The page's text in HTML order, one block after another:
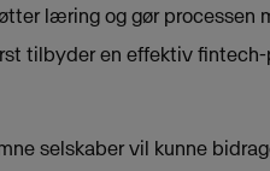
læring og gør processen
tilbyder en effektiv
selskaber vil kunne